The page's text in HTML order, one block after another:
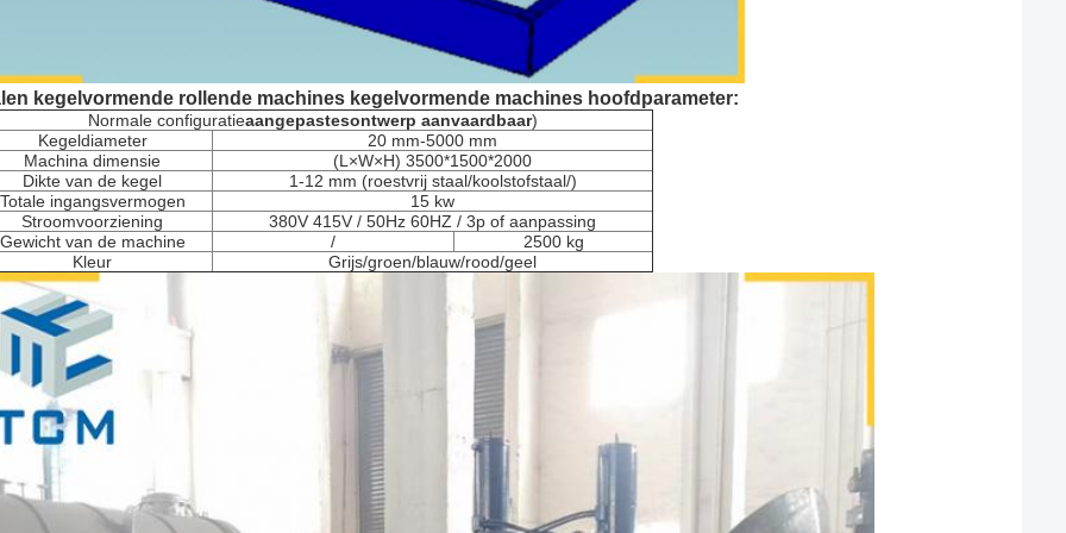
kegelvormende rollende machines kegelvormende machines hoofdparameter:
Normale configuratieaangepastesontwerp aanvaardbaar)
Kegeldiameter
20 mm-5000 mm
Machina dimensie
(L×W×H) 3500*1500*2000
Dikte van de kegel
1-12 mm (roestvrij staal/koolstofstaal/)
Totale ingangsvermogen
15 kw
Stroomvoorziening
380V 415V / 50Hz 60HZ / 3p of aanpassing
Gewicht van de machine
/
2500 kg
Kleur
Grijs/groen/blauw/rood/geel